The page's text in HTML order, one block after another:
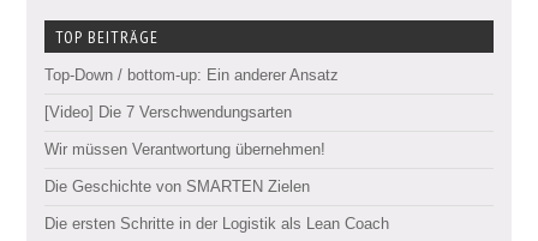
TOP BEITRÄGE
Top-Down / bottom-up: Ein anderer Ansatz
[Video] Die 7 Verschwendungsarten
Wir müssen Verantwortung übernehmen!
Die Geschichte von SMARTEN Zielen
Die ersten Schritte in der Logistik als Lean Coach